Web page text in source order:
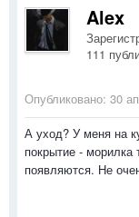
Alex
111
Опубликовано: 30
А уход? У меня на
покрытие - морилка
появляются. Не